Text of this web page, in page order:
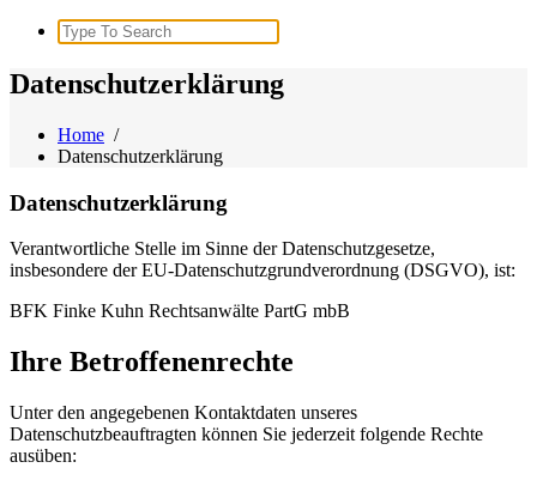
Search
for:
Datenschutzerklärung
Home /
Datenschutzerklärung
Datenschutzerklärung
Verantwortliche Stelle im Sinne der Datenschutzgesetze,
insbesondere der EU-Datenschutzgrundverordnung (DSGVO), ist:
BFK Finke Kuhn Rechtsanwälte PartG mbB
Ihre Betroffenenrechte
Unter den angegebenen Kontaktdaten unseres
Datenschutzbeauftragten können Sie jederzeit folgende Rechte
ausüben: